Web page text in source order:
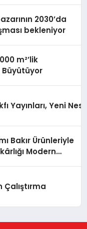
2030’da
bekleniyor
m²’lik
Yayınları, Yeni
Bakır Ürünleriyle
Modern